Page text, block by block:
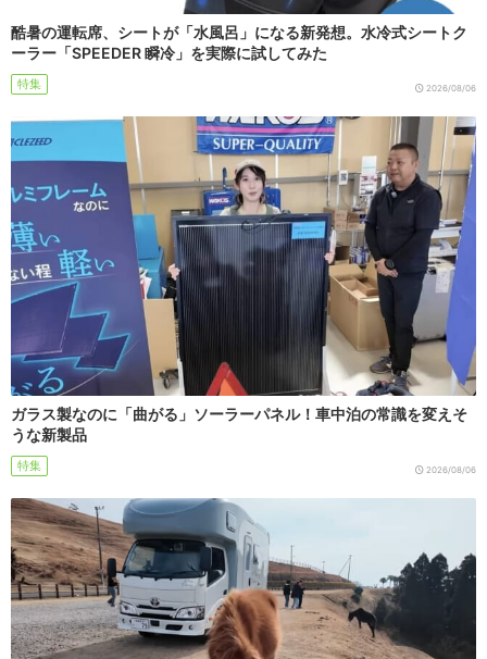
酷暑の運転席、シートが「水風呂」になる新発想。水冷式シートク
ーラー「SPEEDER 瞬冷」を実際に試してみた
特集 2026/08/06
ガラス製なのに「曲がる」ソーラーパネル！車中泊の常識を変えそ
うな新製品
特集 2026/08/06